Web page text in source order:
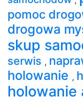
pomoc
drogowa
skup
serwis ,
holowanie ,
holowanie